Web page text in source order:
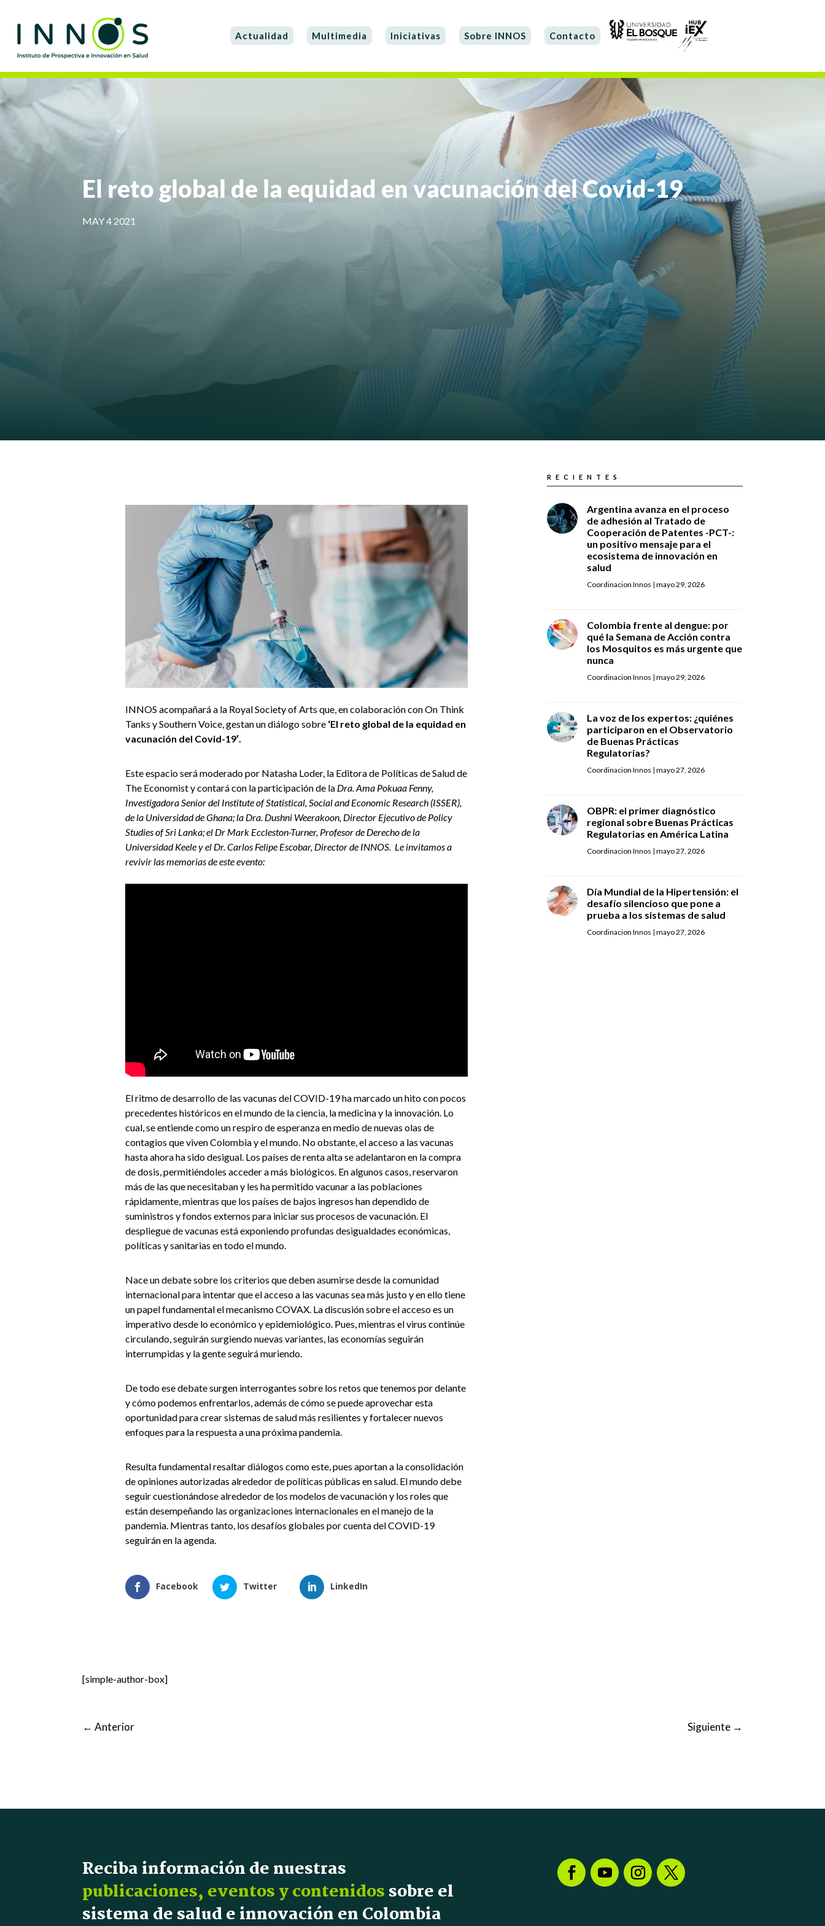
Actualidad Multimedia Iniciativas Sobre INNOS Contacto
El reto global de la equidad en vacunación del Covid-19
MAY 4 2021
INNOS acompañará a la Royal Society of Arts que, en colaboración con On Think
Tanks y Southern Voice, gestan un diálogo sobre ‘El reto global de la equidad en
vacunación del Covid-19′.
Este espacio será moderado por Natasha Loder, la Editora de Políticas de Salud de
The Economist y contará con la participación de la Dra. Ama Pokuaa Fenny,
Investigadora Senior del Institute of Statistical, Social and Economic Research (ISSER),
de la Universidad de Ghana; la Dra. Dushni Weerakoon, Director Ejecutivo de Policy
Studies of Sri Lanka; el Dr Mark Eccleston-Turner, Profesor de Derecho de la
Universidad Keele y el Dr. Carlos Felipe Escobar, Director de INNOS. Le invitamos a
revivir las memorias de este evento:
El ritmo de desarrollo de las vacunas del COVID-19 ha marcado un hito con pocos
precedentes históricos en el mundo de la ciencia, la medicina y la innovación. Lo
cual, se entiende como un respiro de esperanza en medio de nuevas olas de
contagios que viven Colombia y el mundo. No obstante, el acceso a las vacunas
hasta ahora ha sido desigual. Los países de renta alta se adelantaron en la compra
de dosis, permitiéndoles acceder a más biológicos. En algunos casos, reservaron
más de las que necesitaban y les ha permitido vacunar a las poblaciones
rápidamente, mientras que los países de bajos ingresos han dependido de
suministros y fondos externos para iniciar sus procesos de vacunación. El
despliegue de vacunas está exponiendo profundas desigualdades económicas,
políticas y sanitarias en todo el mundo.
Nace un debate sobre los criterios que deben asumirse desde la comunidad
internacional para intentar que el acceso a las vacunas sea más justo y en ello tiene
un papel fundamental el mecanismo COVAX. La discusión sobre el acceso es un
imperativo desde lo económico y epidemiológico. Pues, mientras el virus continúe
circulando, seguirán surgiendo nuevas variantes, las economías seguirán
interrumpidas y la gente seguirá muriendo.
De todo ese debate surgen interrogantes sobre los retos que tenemos por delante
y cómo podemos enfrentarlos, además de cómo se puede aprovechar esta
oportunidad para crear sistemas de salud más resilientes y fortalecer nuevos
enfoques para la respuesta a una próxima pandemia.
Resulta fundamental resaltar diálogos como este, pues aportan a la consolidación
de opiniones autorizadas alrededor de políticas públicas en salud. El mundo debe
seguir cuestionándose alrededor de los modelos de vacunación y los roles que
están desempeñando las organizaciones internacionales en el manejo de la
pandemia. Mientras tanto, los desafíos globales por cuenta del COVID-19
seguirán en la agenda.
Facebook Twitter LinkedIn
[simple-author-box]
RECIENTES
Argentina avanza en el proceso
de adhesión al Tratado de
Cooperación de Patentes -PCT-:
un positivo mensaje para el
ecosistema de innovación en
salud
Coordinacion Innos | mayo 29, 2026
Colombia frente al dengue: por
qué la Semana de Acción contra
los Mosquitos es más urgente que
nunca
Coordinacion Innos | mayo 29, 2026
La voz de los expertos: ¿quiénes
participaron en el Observatorio
de Buenas Prácticas
Regulatorias?
Coordinacion Innos | mayo 27, 2026
OBPR: el primer diagnóstico
regional sobre Buenas Prácticas
Regulatorias en América Latina
Coordinacion Innos | mayo 27, 2026
Día Mundial de la Hipertensión: el
desafío silencioso que pone a
prueba a los sistemas de salud
Coordinacion Innos | mayo 27, 2026
←Anterior Siguiente→
Reciba información de nuestras
publicaciones, eventos y contenidossobre el
sistema de salud e innovación en Colombia